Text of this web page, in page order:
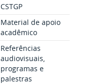
CSTGP
Material de apoio
acadêmico
Referências
audiovisuais,
programas e
palestras